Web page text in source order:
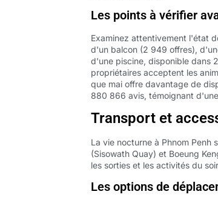
Les points à vérifier
Examinez attentivement l'état
d'un balcon (2 949 offres),
d'une piscine, disponible dans
propriétaires acceptent les
que mai offre davantage de
880 866 avis, témoignant
Transport et
La vie nocturne à Phnom Penh
(Sisowath Quay) et Boeung
les sorties et les activités du
Les options de